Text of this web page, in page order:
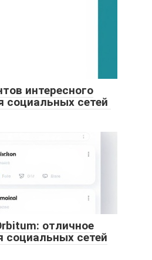
интересного
социальных сетей
отличное
социальных сетей